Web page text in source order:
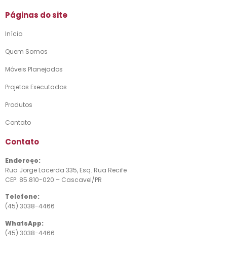
Páginas do site
Início
Quem Somos
Móveis Planejados
Projetos Executados
Produtos
Contato
Contato
Endereço:
Rua Jorge Lacerda 335, Esq. Rua Recife
CEP: 85.810-020 – Cascavel/PR
Telefone:
(45) 3038-4466
WhatsApp:
(45) 3038-4466